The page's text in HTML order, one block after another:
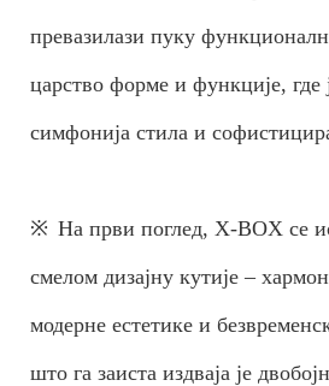
превазилази пуку
царство форме и функције, где
симфонија стила и
※ На први поглед, X-BOX се
смелом дизајну кутије –
модерне естетике и
што га заиста издваја је